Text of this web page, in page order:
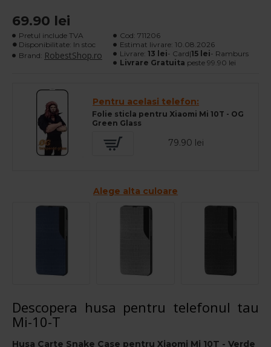
69.90 lei
Pretul include TVA
Disponibilitate: In stoc
Brand: RobestShop.ro
Cod: 711206
Estimat livrare: 10.08.2026
Livrare: 13 lei- Card|15 lei- Ramburs
Livrare Gratuita peste 99.90 lei
Pentru acelasi telefon:
Folie sticla pentru Xiaomi Mi 10T - OG
Green Glass
79.90 lei
Alege alta culoare
Descopera husa pentru telefonul tau
Mi-10-T
Husa Carte Snake Case pentru Xiaomi Mi 10T - Verde